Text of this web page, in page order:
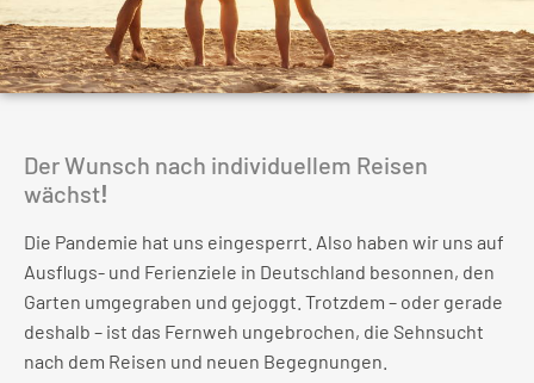
Der Wunsch nach individuellem Reisen
wächst!
Die Pandemie hat uns eingesperrt. Also haben wir uns auf
Ausflugs- und Ferienziele in Deutschland besonnen, den
Garten umgegraben und gejoggt. Trotzdem – oder gerade
deshalb – ist das Fernweh ungebrochen, die Sehnsucht
nach dem Reisen und neuen Begegnungen.